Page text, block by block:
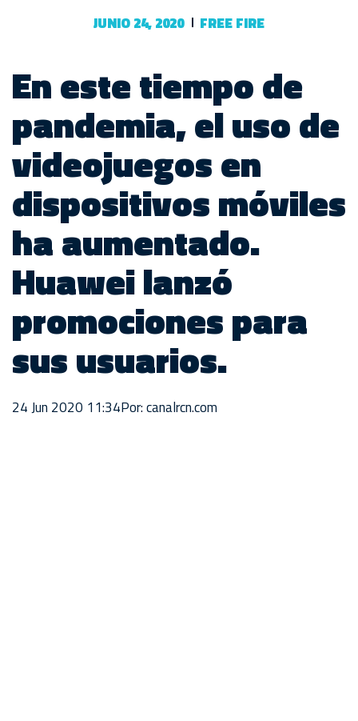
JUNIO 24, 2020 FREE FIRE
En este tiempo de
pandemia, el uso de
videojuegos en
dispositivos móviles
ha aumentado.
Huawei lanzó
promociones para
sus usuarios.
24 Jun 2020 11:34Por: canalrcn.com